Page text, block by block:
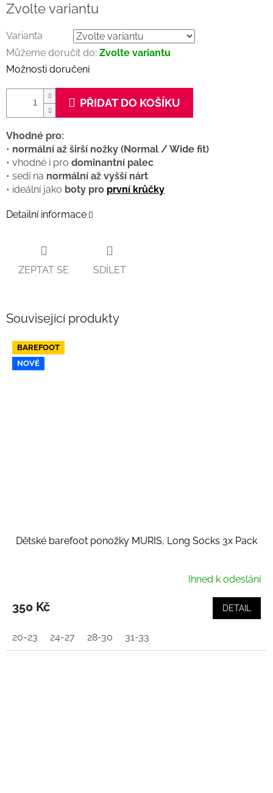
cena:
Zvolte variantu
Varianta
Můžeme doručit do: Zvolte variantu
Možnosti doručení
PŘIDAT DO KOŠÍKU
Vhodné pro:
• normální až širší nožky (Normal / Wide fit)
• vhodné i pro dominantní palec
• sedí na normální až vyšší nárt
• ideální jako boty pro první krůčky
Detailní informace
ZEPTAT SE SDÍLET
Související produkty
BAREFOOT
NOVÉ
Dětské barefoot ponožky MURIS, Long Socks 3x Pack
Ihned k odeslání
350 Kč DETAIL
20-23 24-27 28-30 31-33